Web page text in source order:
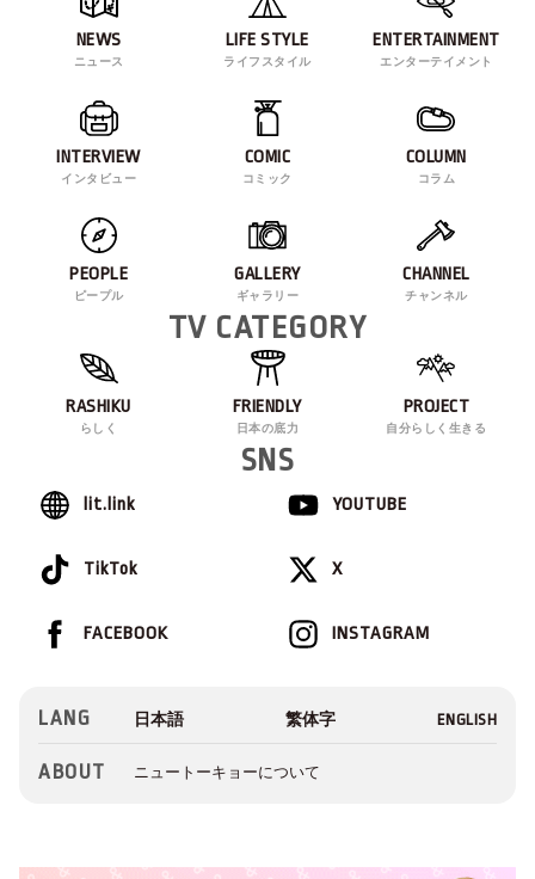
NEWS
ニュース
LIFE STYLE
ライフスタイル
ENTERTAINMENT
エンターテイメント
INTERVIEW
インタビュー
COMIC
コミック
COLUMN
コラム
PEOPLE
ピープル
GALLERY
ギャラリー
CHANNEL
チャンネル
TV CATEGORY
RASHIKU
らしく
FRIENDLY
日本の底力
PROJECT
自分らしく生きる
SNS
lit.link YOUTUBE
TikTok X
INSTAGRAM
FACEBOOK
LANG
ABOUT ニュートーキョーについて